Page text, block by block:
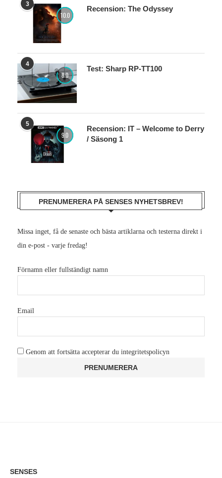
3
10.0
Recension: The Odyssey
4
8.0
Test: Sharp RP-TT100
5
9.0
Recension: IT – Welcome to Derry
/ Säsong 1
PRENUMERERA PÅ SENSES NYHETSBREV!
Missa inget, få de senaste och bästa artiklarna och testerna direkt i
din e-post - varje fredag!
Förnamn eller fullständigt namn
Email
Genom att fortsätta accepterar du integritetspolicyn
SENSES